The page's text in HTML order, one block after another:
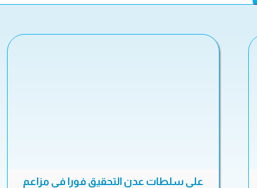
على سلطات عدن التحقيق فورا في مزاعم